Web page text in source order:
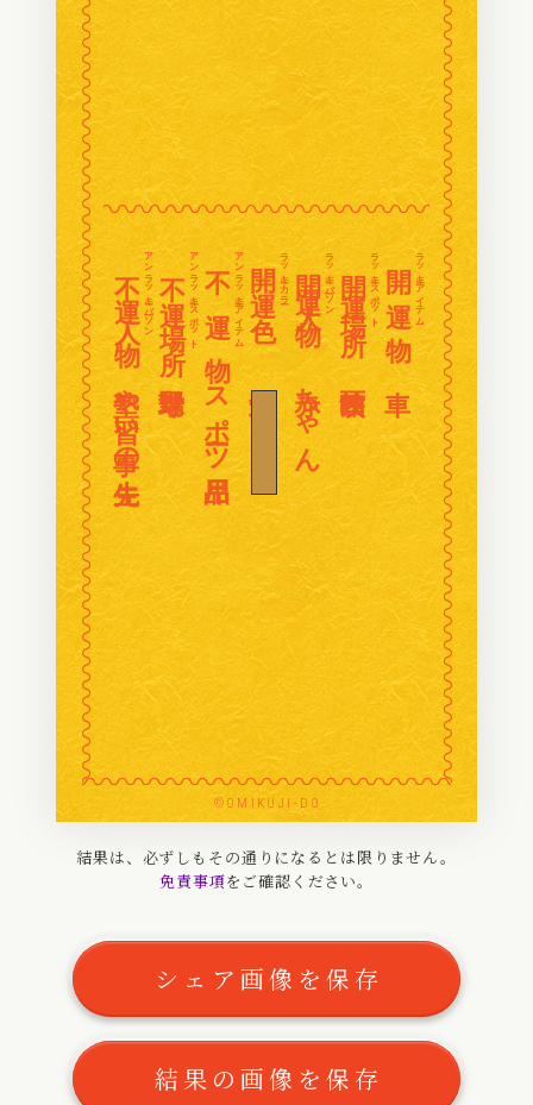
〰〰〰〰〰〰〰〰〰〰〰〰〰〰〰
開 運 物ラッキーアイテム
開運場所ラッキースポット
開運人物ラッキーパーソン
赤ちゃん
開 運 色ラッキーカラー
黄土色
不 運 物アンラッキーアイテム
スポーツ用品
不運場所アンラッキースポット
不運人物アンラッキーパーソン
塾や習い事の先生
〰〰〰〰〰〰〰〰〰〰〰〰〰〰
〰
〰
〰
〰
〰
〰
〰
〰
〰
〰
〰
〰
〰
〰
〰
〰
〰
〰
〰
〰
〰
〰
〰
〰
〰
〰
〰
〰
〰
〰
〰
〰
〰
〰
〰
〰
〰
〰
〰
〰
〰
〰
〰
〰
〰
〰
〰
〰
〰
〰
〰
〰
〰
〰
〰
〰
©OMIKUJI-DO
結果は、必ずしもその通りになるとは限りません。
免責事項をご確認ください。
シェア画像を保存
結果の画像を保存